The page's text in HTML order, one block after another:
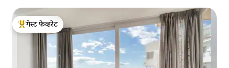
टॉप गेस्ट फेव्हरेट
गेस्ट फेव्हरेट